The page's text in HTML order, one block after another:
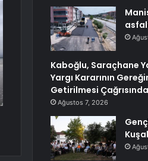
Kaboğlu, Saraçhane
Yargı Kararının
Getirilmesi
Ağustos 7, 2026